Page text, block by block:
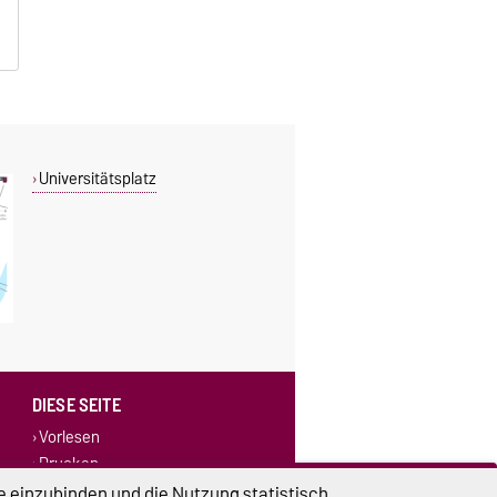
Universitätsplatz
DIESE SEITE
Vorlesen
Drucken